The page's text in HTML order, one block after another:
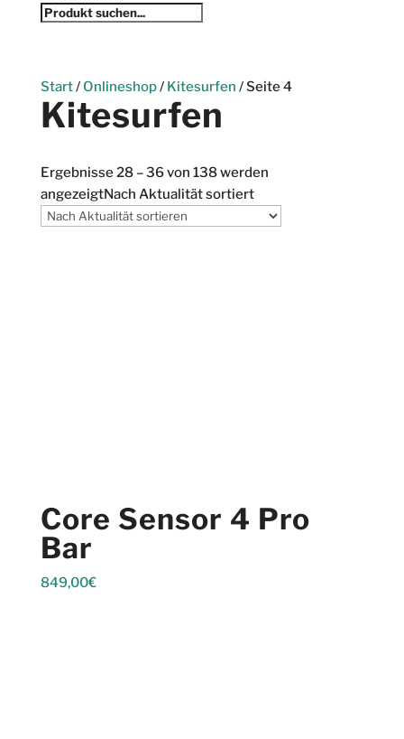
Start/ Onlineshop/ Kitesurfen / Seite 4
Kitesurfen
Ergebnisse 28 – 36 von 138 werden
angezeigtNach Aktualität sortiert
Core Sensor 4 Pro
Bar
849,00€